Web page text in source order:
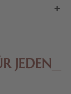
JEDEN